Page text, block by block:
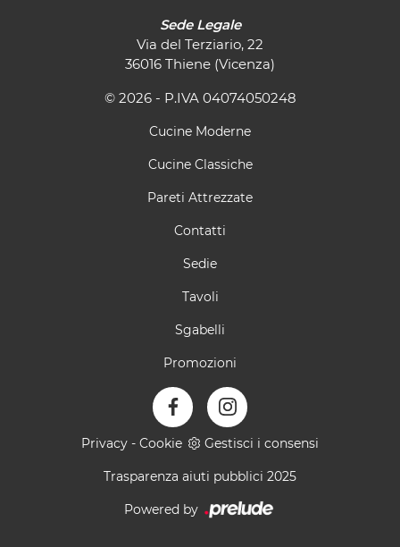
Sede Legale
Via del Terziario, 22
36016 Thiene (Vicenza)
© 2026 - P.IVA 04074050248
Cucine Moderne
Cucine Classiche
Pareti Attrezzate
Contatti
Sedie
Tavoli
Sgabelli
Promozioni
Privacy - Cookie Gestisci i consensi
Trasparenza aiuti pubblici 2025
Powered by